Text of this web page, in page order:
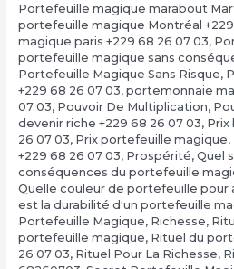
Portefeuille magique marabout
portefeuille magique Montréal
magique paris +229 68 26 07 03,
portefeuille magique sans
Portefeuille Magique Sans Risque,
+229 68 26 07 03, portemonnaie
07 03, Pouvoir De Multiplication,
devenir riche +229 68 26 07 03, Prix
26 07 03, Prix portefeuille magique,
+229 68 26 07 03, Prospérité, Quel
conséquences du portefeuille
Quelle couleur de portefeuille pour
est la durabilité d'un portefeuille
Portefeuille Magique, Richesse,
portefeuille magique, Rituel du
26 07 03, Rituel Pour La Richesse,